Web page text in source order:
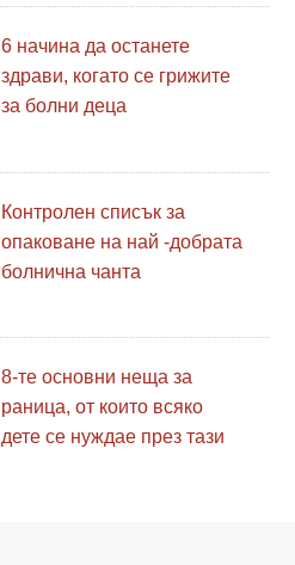
6 начина да останете
здрави, когато се грижите
за болни деца
Контролен списък за
опаковане на най -добрата
болнична чанта
8-те основни неща за
раница, от които всяко
дете се нуждае през тази